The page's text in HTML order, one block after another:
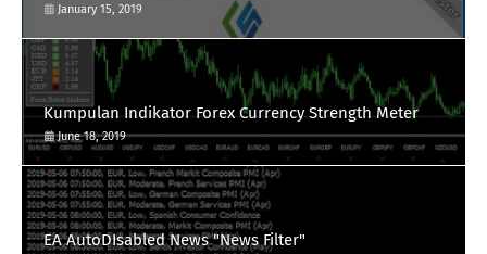
January 15, 2019
Kumpulan Indikator Forex Currency Strength Meter
June 18, 2019
EA AutoDIsabled News "News Filter"